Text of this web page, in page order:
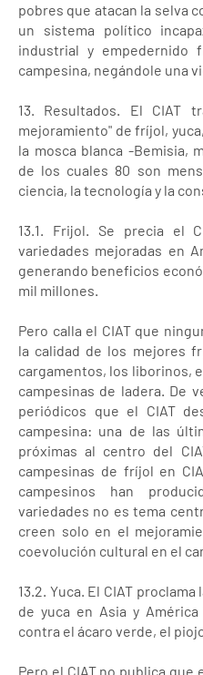
pobres que atacan la selva
un sistema político
industrial y empedernido
campesina, negándole una
13. Resultados. El CIAT
mejoramiento" de fríjol,
la mosca blanca -Bemisia,
de los cuales 80 son
ciencia, la tecnología y la
13.1. Frijol. Se precia el
variedades mejoradas en
generando beneficios
mil millones.
Pero calla el CIAT que
la calidad de los mejores
cargamentos, los liborinos,
campesinas de ladera. De
periódicos que el CIAT
campesina: una de las
próximas al centro del
campesinas de fríjol en
campesinos han
variedades no es tema
creen solo en el
coevolución cultural en el
13.2. Yuca. El CIAT
de yuca en Asia y
contra el ácaro verde, el
Pero el CIAT no publica que